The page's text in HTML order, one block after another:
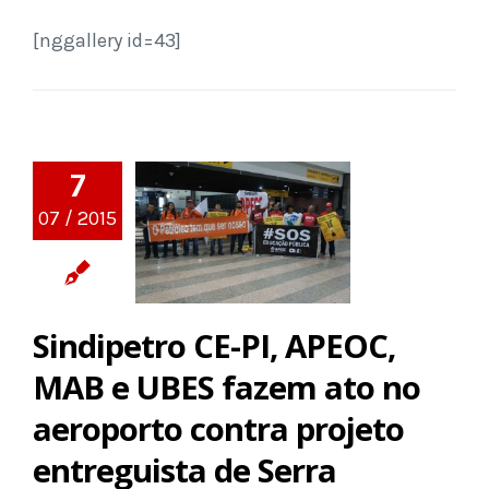
[nggallery id=43]
7
07 / 2015
Sindipetro CE-PI, APEOC,
MAB e UBES fazem ato no
aeroporto contra projeto
entreguista de Serra